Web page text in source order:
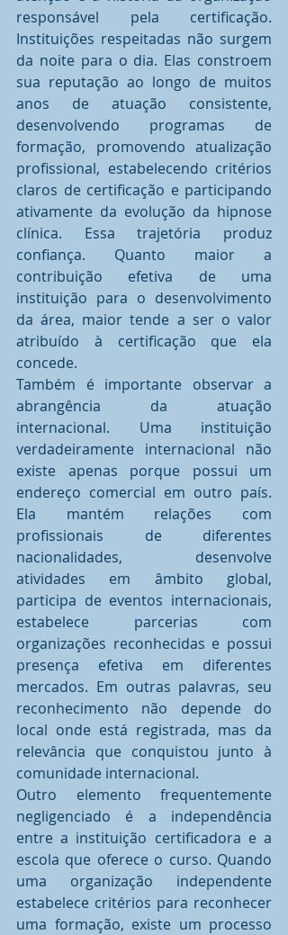
responsável pela certificação.
Instituições respeitadas não surgem
da noite para o dia. Elas constroem
sua reputação ao longo de muitos
anos de atuação consistente,
desenvolvendo programas de
formação, promovendo atualização
profissional, estabelecendo critérios
claros de certificação e participando
ativamente da evolução da hipnose
clínica. Essa trajetória produz
confiança. Quanto maior a
contribuição efetiva de uma
instituição para o desenvolvimento
da área, maior tende a ser o valor
atribuído à certificação que ela
concede.
Também é importante observar a
abrangência da atuação
internacional. Uma instituição
verdadeiramente internacional não
existe apenas porque possui um
endereço comercial em outro país.
Ela mantém relações com
profissionais de diferentes
nacionalidades, desenvolve
atividades em âmbito global,
participa de eventos internacionais,
estabelece parcerias com
organizações reconhecidas e possui
presença efetiva em diferentes
mercados. Em outras palavras, seu
reconhecimento não depende do
local onde está registrada, mas da
relevância que conquistou junto à
comunidade internacional.
Outro elemento frequentemente
negligenciado é a independência
entre a instituição certificadora e a
escola que oferece o curso. Quando
uma organização independente
estabelece critérios para reconhecer
uma formação, existe um processo